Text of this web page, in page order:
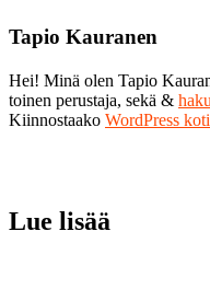
Tapio Kauranen
Hei! Minä olen Tapio
toinen perustaja, sekä &
Kiinnostaako WordPress
Lue lisää